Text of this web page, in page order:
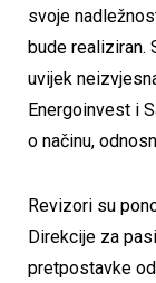
svoje
bude realiziran.
uvijek
Energoinvest i
o načinu,
Revizori su
Direkcije za
pretpostavke